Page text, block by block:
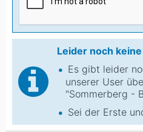
Leider noch
Es gibt leider
unserer User
"Sommerberg -
Sei der Erste